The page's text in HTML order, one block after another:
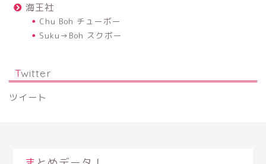
海王社
Chu Boh チューボー
Suku→Boh スクボー
Twitter
ツイート